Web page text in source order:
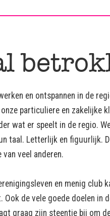
en ontspannen in de
particuliere en zakelijke
wat er speelt in de regio.
taal. Letterlijk en figuurlijk.
veel anderen.
en menig club
de vele goede doelen in
graag zijn steentje bij om